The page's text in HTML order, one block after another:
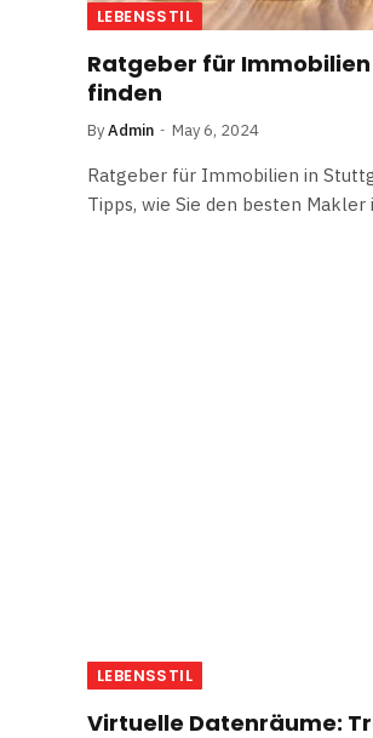
LEBENSSTIL
Ratgeber für
finden
ByAdmin May 6, 2024
Ratgeber für Immobilien in
Tipps, wie Sie den besten
LEBENSSTIL
Virtuelle Datenräume: